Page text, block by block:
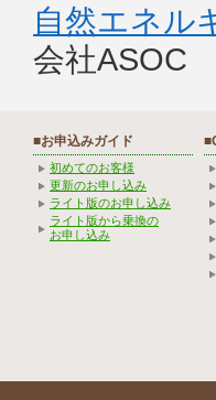
自然エネル
会社ASOC
■お申込みガイド
初めてのお客様
更新のお申し込み
ライト版のお申し込み
ライト版から乗換の
お申し込み